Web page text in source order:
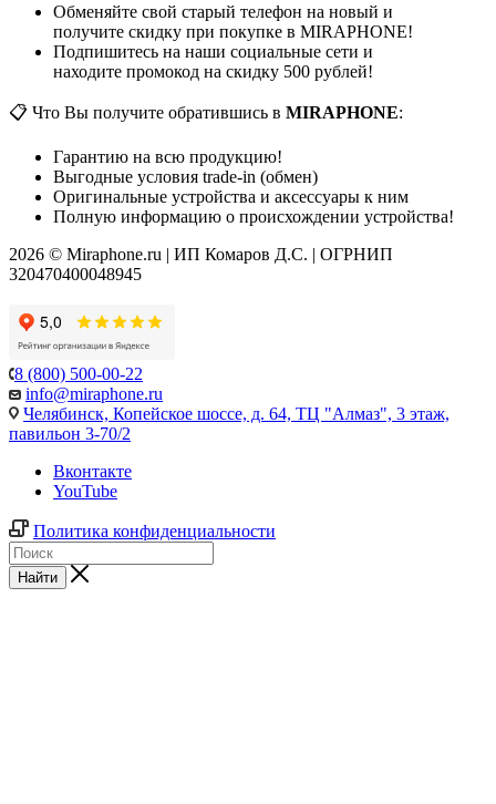
Обменяйте свой старый телефон на новый и
получите скидку при покупке в MIRAPHONE!
Подпишитесь на наши социальные сети и
находите промокод на скидку 500 рублей!
📋 Что Вы получите обратившись в MIRAPHONE:
Гарантию на всю продукцию!
Выгодные условия trade-in (обмен)
Оригинальные устройства и аксессуары к ним
Полную информацию о происхождении устройства!
2026 © Miraphone.ru | ИП Комаров Д.С. | ОГРНИП
320470400048945
8 (800) 500-00-22
info@miraphone.ru
Челябинск, Копейское шоссе, д. 64, ТЦ "Алмаз", 3 этаж,
павильон 3-70/2
Вконтакте
YouTube
Политика конфиденциальности
Найти